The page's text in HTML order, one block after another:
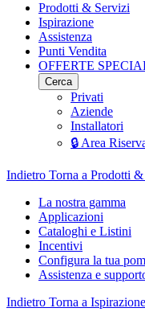
Prodotti & Servizi
Ispirazione
Assistenza
Punti Vendita
OFFERTE
Cerca
Privati
Aziende
Installatori
🔒 Area
Indietro Torna a Prodotti
La nostra gamma
Applicazioni
Cataloghi e Listini
Incentivi
Configura la tua
Assistenza e
Indietro Torna a Ispirazione